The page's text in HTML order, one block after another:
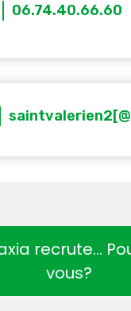
06.74.40.66.60
recrute…
vous?